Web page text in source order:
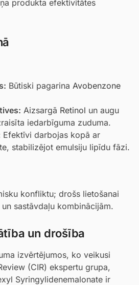
produkta efektivitātes
Būtiski pagarina Avobenzone
Aizsargā Retinol un augu
iedarbīguma zuduma.
Efektīvi darbojas kopā ar
, stabilizējot emulsiju lipīdu fāzi.
konfliktu; drošs lietošanai
sastāvdaļu kombinācijām.
un drošība
izvērtējumos, ko veikusi
(CIR) ekspertu grupa,
Syringylidenemalonate ir